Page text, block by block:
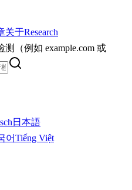
关于Research
（例如 example.com 或
日本語
어Tiếng Việt